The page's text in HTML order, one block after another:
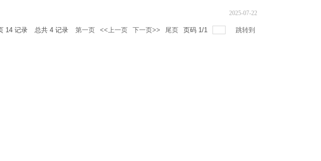
2025-07-22
14 记录 总共 4 记录 第一页 <<上一页 下一页>> 尾页 页码 1/1 跳转到